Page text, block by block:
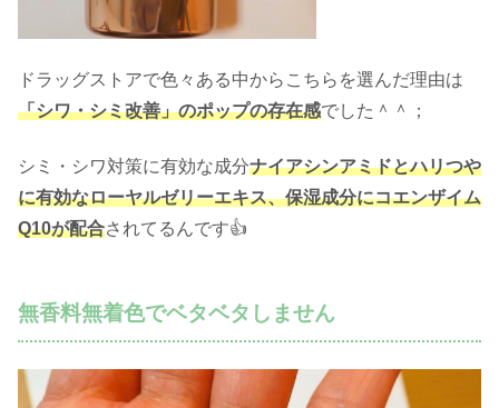
ドラッグストアで色々ある中からこちらを選んだ理由は
「シワ・シミ改善」のポップの存在感でした＾＾；
シミ・シワ対策に有効な成分ナイアシンアミドとハリつや
に有効なローヤルゼリーエキス、保湿成分にコエンザイム
Q10が配合されてるんです👍
無香料無着色でベタベタしません